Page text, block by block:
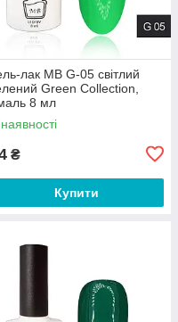
лак MB G-05 світлий
Green Collection,
8 мл
₴
Купити